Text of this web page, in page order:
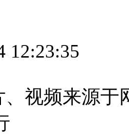
12:23:35
视频来源于